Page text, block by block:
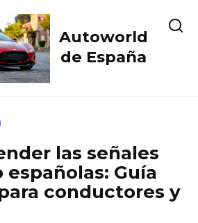
Autoworld
de España
las señales
Guía
conductores y